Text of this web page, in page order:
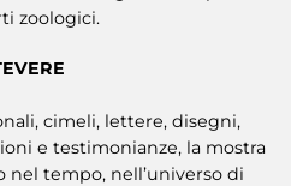
zoologici.
cimeli, lettere, disegni,
e testimonianze, la mostra
tempo, nell’universo di